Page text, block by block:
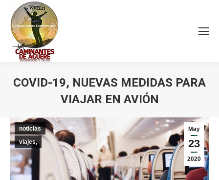
COVID-19, NUEVAS MEDIDAS PARA
VIAJAR EN AVIÓN
May
23
2020
noticias
viajes,